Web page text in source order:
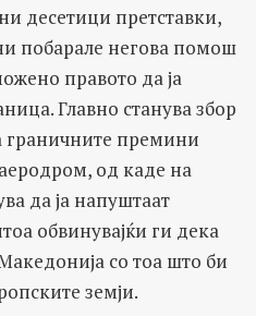
десетици претставки,
побарале негова помош
правото да ја
Главно станува збор
граничните премини
од каде на
да ја напуштаат
обвинувајќи ги дека
со тоа што би
земји.